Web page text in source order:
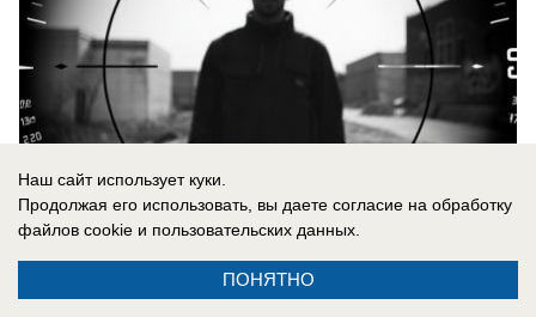
Наш сайт использует куки.
Продолжая его использовать, вы даете согласие на обработку
файлов cookie и пользовательских данных.
ПОНЯТНО